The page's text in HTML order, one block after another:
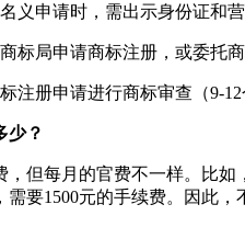
申请时，需出示身份证和营
局申请商标注册，或委托商
册申请进行商标审查（9-12
少？
每月的官费不一样。比如，
要1500元的手续费。因此，